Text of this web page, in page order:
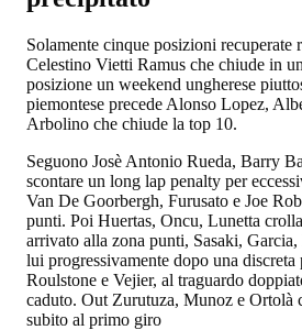
Solamente cinque posizioni recuperate
Celestino Vietti Ramus che chiude in
posizione un weekend ungherese
piemontese precede Alonso Lopez,
Arbolino che chiude la top 10.
Seguono Josè Antonio Rueda, Barry
scontare un long lap penalty per
Van De Goorbergh, Furusato e Joe
punti. Poi Huertas, Oncu, Lunetta
arrivato alla zona punti, Sasaki,
lui progressivamente dopo una discreta
Roulstone e Vejier, al traguardo
caduto. Out Zurutuza, Munoz e Ortolà
subito al primo giro